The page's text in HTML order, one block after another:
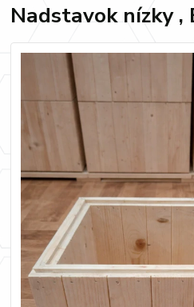
Nadstavok nízky ,